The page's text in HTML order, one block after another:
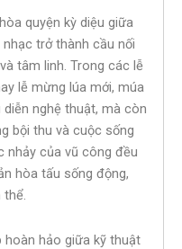
quyện kỳ diệu giữa
trở thành cầu nối
tâm linh. Trong các lễ
lễ mừng lúa mới, múa
nghệ thuật, mà còn
bội thu và cuộc sống
nhảy của vũ công đều
hòa tấu sống động,
thể.
hảo giữa kỹ thuật